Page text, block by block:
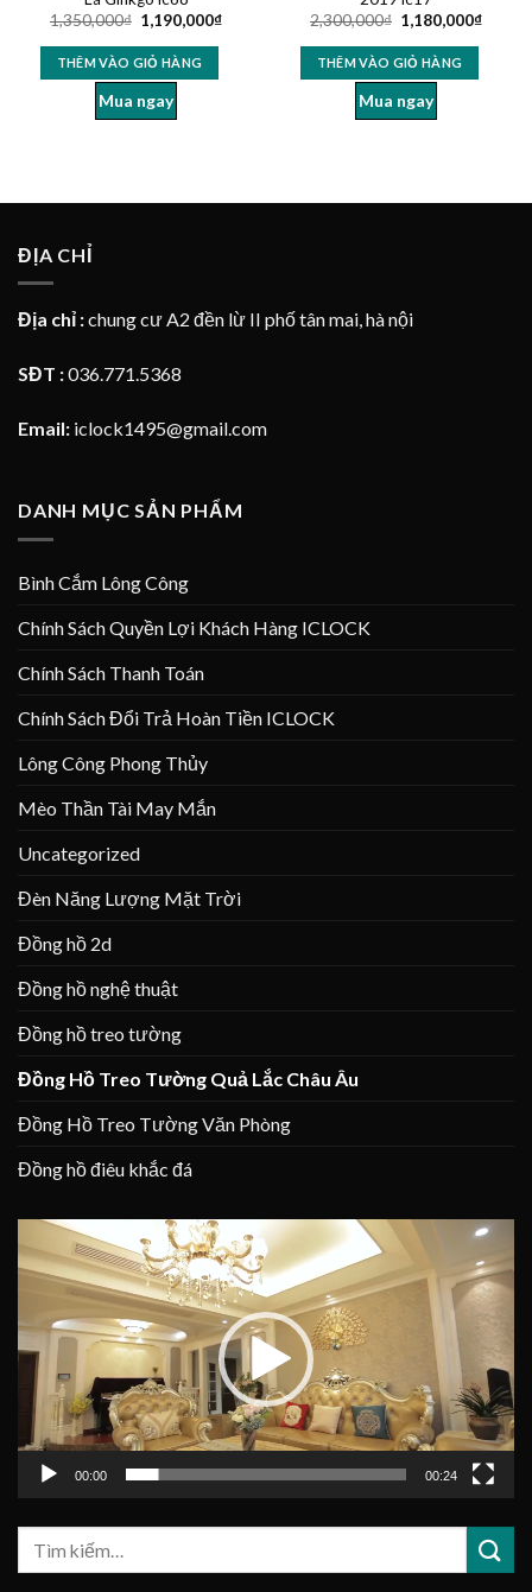
1,350,000₫ 1,190,000₫
THÊM VÀO GIỎ HÀNG
Mua ngay
2,300,000₫ 1,180,000₫
THÊM VÀO GIỎ HÀNG
Mua ngay
ĐỊA CHỈ
Địa chỉ :chung cư A2 đền lừ II phố tân mai, hà nội
SĐT :036.771.5368
Email: iclock1495@gmail.com
DANH MỤC SẢN PHẨM
Bình Cắm Lông Công
Chính Sách Quyền Lợi Khách Hàng ICLOCK
Chính Sách Thanh Toán
Chính Sách Đổi Trả Hoàn Tiền ICLOCK
Lông Công Phong Thủy
Mèo Thần Tài May Mắn
Uncategorized
Đèn Năng Lượng Mặt Trời
Đồng hồ 2d
Đồng hồ nghệ thuật
Đồng hồ treo tường
Đồng Hồ Treo Tường Quả Lắc Châu Âu
Đồng Hồ Treo Tường Văn Phòng
Đồng hồ điêu khắc đá
Trình
chơi
00:00 00:24